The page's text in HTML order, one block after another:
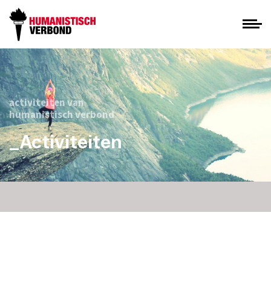
activiteiten van
humanistisch verbond
_Activiteiten